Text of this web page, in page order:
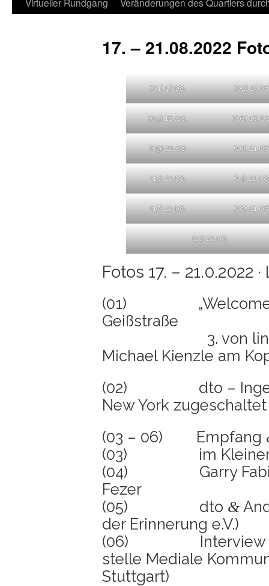
17. – 21.08.2022
(01) 17.08. (02)
(05) 18.08. (06)
(09) 21.08. (10)
(13) 21.08. (14)
(17) 21.08. (18)
(21) 21.08.
Fotos 17. – 21.0.2022
(01) „Wel­co­me
Geiß­stra­ße
3. von links:
Micha­el Kienz­le am
(02) dto – Inge
New York zugeschaltet
(03 – 06) Emp­fang
(03) im Klei­nen
(04) Gar­ry
Fezer
(05) dto &
der Erin­ne­rung e.V.)
(06) Inter­view mit
stel­le Media­le
Stuttgart)